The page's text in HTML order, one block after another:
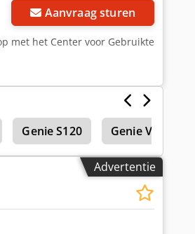
Aanvraag sturen
met het Center voor Gebruikte
Genie S120 Genie Verreikers
Advertentie